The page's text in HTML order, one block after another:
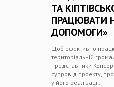
ТА
ПРАЦЮВАТИ
ДОПОМОГИ»
Щоб ефективно
територіальній
представники
супровід проекту,
у його реалізації.